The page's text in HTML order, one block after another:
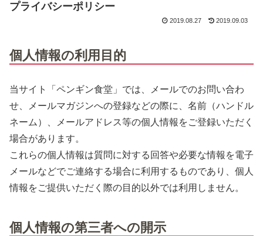
プライバシーポリシー
2019.08.27 2019.09.03
個人情報の利用目的
当サイト「ペンギン食堂」では、メールでのお問い合わ
せ、メールマガジンへの登録などの際に、名前（ハンドル
ネーム）、メールアドレス等の個人情報をご登録いただく
場合があります。
これらの個人情報は質問に対する回答や必要な情報を電子
メールなどでご連絡する場合に利用するものであり、個人
情報をご提供いただく際の目的以外では利用しません。
個人情報の第三者への開示